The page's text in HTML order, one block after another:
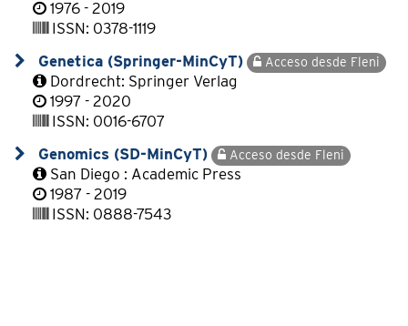
1976 - 2019
ISSN: 0378-1119
Genetica (Springer-MinCyT)
Acceso desde Fleni
Dordrecht: Springer Verlag
1997 - 2020
ISSN: 0016-6707
Genomics (SD-MinCyT)
Acceso desde Fleni
San Diego : Academic Press
1987 - 2019
ISSN: 0888-7543